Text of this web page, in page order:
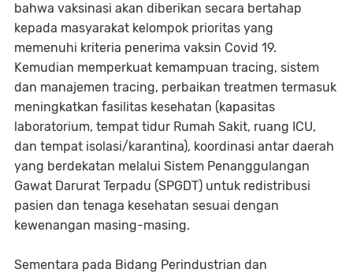
bahwa vaksinasi akan diberikan secara bertahap
kepada masyarakat kelompok prioritas yang
memenuhi kriteria penerima vaksin Covid 19.
Kemudian memperkuat kemampuan tracing, sistem
dan manajemen tracing, perbaikan treatmen termasuk
meningkatkan fasilitas kesehatan (kapasitas
laboratorium, tempat tidur Rumah Sakit, ruang ICU,
dan tempat isolasi/karantina), koordinasi antar daerah
yang berdekatan melalui Sistem Penanggulangan
Gawat Darurat Terpadu (SPGDT) untuk redistribusi
pasien dan tenaga kesehatan sesuai dengan
kewenangan masing-masing.
Sementara pada Bidang Perindustrian dan